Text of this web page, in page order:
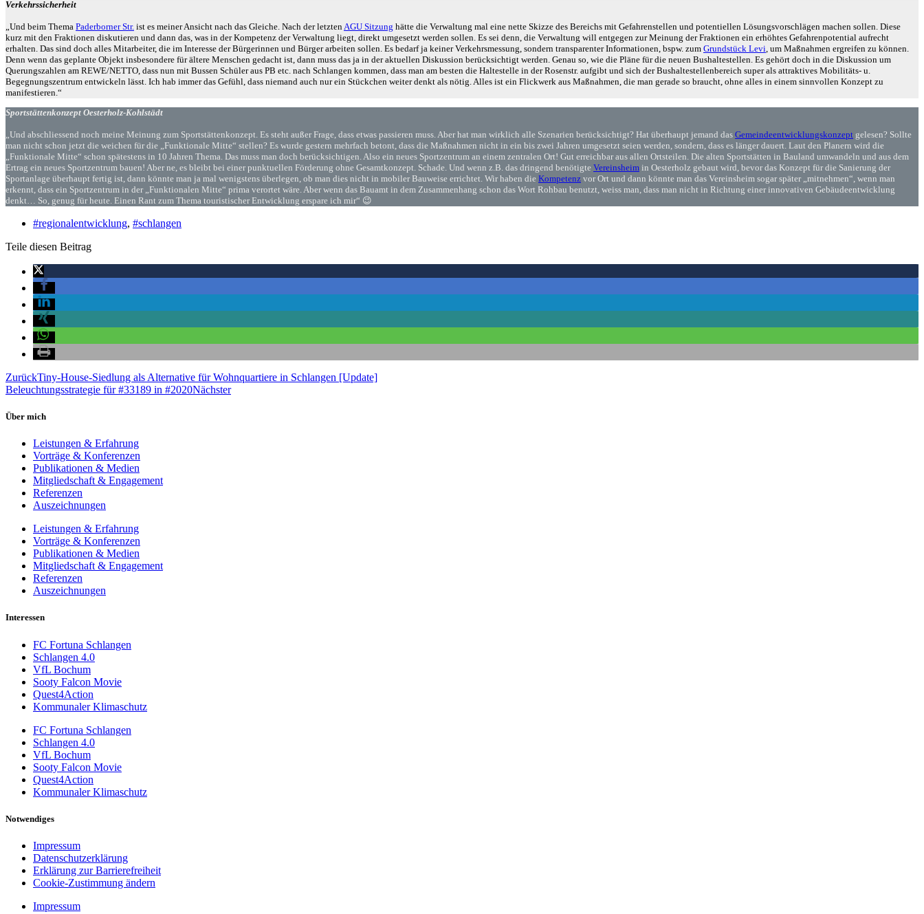
Verkehrssicherheit
„Und beim Thema Paderborner Str. ist es meiner Ansicht nach das Gleiche. Nach der letzten AGU Sitzung hätte die Verwaltung mal eine nette Skizze des Bereichs mit Gefahrenstellen und potentiellen Lösungsvorschlägen machen sollen. Diese
kurz mit den Fraktionen diskutieren und dann das, was in der Kompetenz der Verwaltung liegt, direkt umgesetzt werden sollen. Es sei denn, die Verwaltung will entgegen zur Meinung der Fraktionen ein erhöhtes Gefahrenpotential aufrecht
erhalten. Das sind doch alles Mitarbeiter, die im Interesse der Bürgerinnen und Bürger arbeiten sollen. Es bedarf ja keiner Verkehrsmessung, sondern transparenter Informationen, bspw. zum Grundstück Levi , um Maßnahmen ergreifen zu können.
Denn wenn das geplante Objekt insbesondere für ältere Menschen gedacht ist, dann muss das ja in der aktuellen Diskussion berücksichtigt werden. Genau so, wie die Pläne für die neuen Bushaltestellen. Es gehört doch in die Diskussion um
Querungszahlen am REWE/NETTO, dass nun mit Bussen Schüler aus PB etc. nach Schlangen kommen, dass man am besten die Haltestelle in der Rosenstr. aufgibt und sich der Bushaltestellenbereich super als attraktives Mobilitäts- u.
Begegnungszentrum entwickeln lässt. Ich hab immer das Gefühl, dass niemand auch nur ein Stückchen weiter denkt als nötig. Alles ist ein Flickwerk aus Maßnahmen, die man gerade so braucht, ohne alles in einem sinnvollen Konzept zu
manifestieren.“
Sportstättenkonzept Oesterholz-Kohlstädt
„Und abschliessend noch meine Meinung zum Sportstättenkonzept. Es steht außer Frage, dass etwas passieren muss. Aber hat man wirklich alle Szenarien berücksichtigt? Hat überhaupt jemand das Gemeindeentwicklungskonzept gelesen? Sollte
man nicht schon jetzt die weichen für die „Funktionale Mitte“ stellen? Es wurde gestern mehrfach betont, dass die Maßnahmen nicht in ein bis zwei Jahren umgesetzt seien werden, sondern, dass es länger dauert. Laut den Planern wird die
„Funktionale Mitte“ schon spätestens in 10 Jahren Thema. Das muss man doch berücksichtigen. Also ein neues Sportzentrum an einem zentralen Ort! Gut erreichbar aus allen Ortsteilen. Die alten Sportstätten in Bauland umwandeln und aus dem
Ertrag ein neues Sportzentrum bauen! Aber ne, es bleibt bei einer punktuellen Förderung ohne Gesamtkonzept. Schade. Und wenn z.B. das dringend benötigte Vereinsheim in Oesterholz gebaut wird, bevor das Konzept für die Sanierung der
Sportanlage überhaupt fertig ist, dann könnte man ja mal wenigstens überlegen, ob man dies nicht in mobiler Bauweise errichtet. Wir haben die Kompetenz vor Ort und dann könnte man das Vereinsheim sogar später „mitnehmen“, wenn man
erkennt, dass ein Sportzentrum in der „Funktionalen Mitte“ prima verortet wäre. Aber wenn das Bauamt in dem Zusammenhang schon das Wort Rohbau benutzt, weiss man, dass man nicht in Richtung einer innovativen Gebäudeentwicklung
denkt… So, genug für heute. Einen Rant zum Thema touristischer Entwicklung erspare ich mir“ 😉
#regionalentwicklung, #schlangen
Teile diesen Beitrag
ZurückTiny-House-Siedlung als Alternative für Wohnquartiere in Schlangen [Update]
Beleuchtungsstrategie für #33189 in #2020Nächster
Über mich
Leistungen & Erfahrung
Vorträge & Konferenzen
Publikationen & Medien
Mitgliedschaft & Engagement
Referenzen
Auszeichnungen
Leistungen & Erfahrung
Vorträge & Konferenzen
Publikationen & Medien
Mitgliedschaft & Engagement
Referenzen
Auszeichnungen
Interessen
FC Fortuna Schlangen
Schlangen 4.0
VfL Bochum
Sooty Falcon Movie
Quest4Action
Kommunaler Klimaschutz
FC Fortuna Schlangen
Schlangen 4.0
VfL Bochum
Sooty Falcon Movie
Quest4Action
Kommunaler Klimaschutz
Notwendiges
Impressum
Datenschutzerklärung
Erklärung zur Barrierefreiheit
Cookie-Zustimmung ändern
Impressum